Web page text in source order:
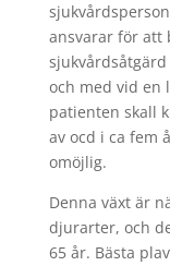
ansvarar för att
och med vid en
patienten skall
av ocd i ca fem
omöjlig.
Denna växt är
djurarter, och
65 år. Bästa